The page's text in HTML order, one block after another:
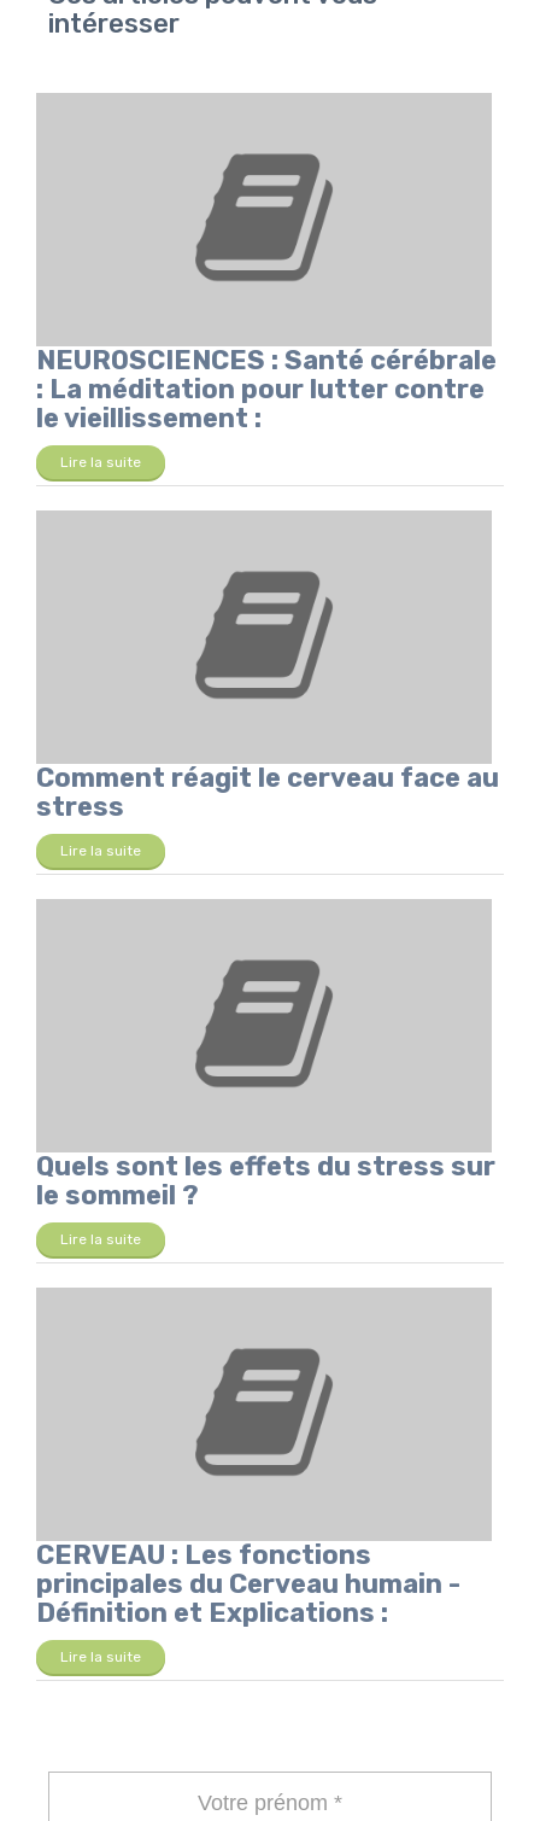
intéresser
NEUROSCIENCES : Santé cérébrale
: La méditation pour lutter contre
le vieillissement :
Lire la suite
Comment réagit le cerveau face au
stress
Lire la suite
Quels sont les effets du stress sur
le sommeil ?
Lire la suite
CERVEAU : Les fonctions
principales du Cerveau humain -
Définition et Explications :
Lire la suite